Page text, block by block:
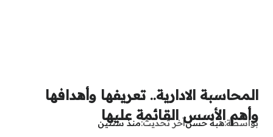
المحاسبة الادارية.. تعريفها وأهدافها
وأهم الأسس القائمة عليها
بواسطةهبة حسنآخر تحديثمنذ سنتين